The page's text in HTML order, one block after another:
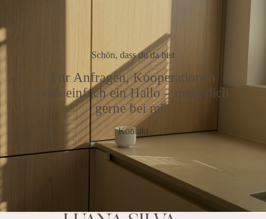
Schön, dass du da bist
Für Anfragen, Kooperationen
oder einfach ein Hallo – meld dich
gerne bei mir.
Kontakt